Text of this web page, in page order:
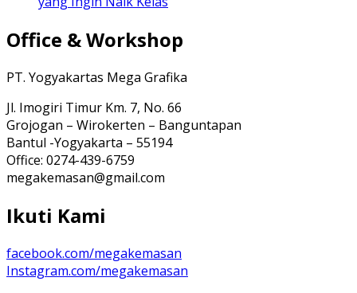
Office & Workshop
PT. Yogyakartas Mega Grafika
Jl. Imogiri Timur Km. 7, No. 66
Grojogan – Wirokerten – Banguntapan
Bantul -Yogyakarta – 55194
Office: 0274-439-6759
megakemasan@gmail.com
Ikuti Kami
facebook.com/megakemasan
Instagram.com/megakemasan